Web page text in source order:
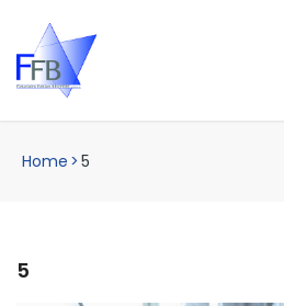
Home > 5
5